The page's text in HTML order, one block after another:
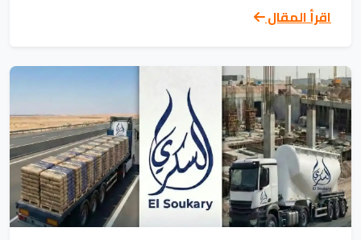
اقرأ المقال